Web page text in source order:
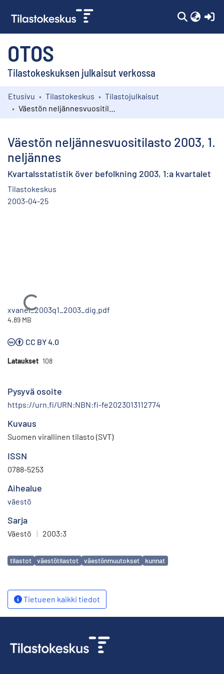
OTOS
Tilastokeskuksen julkaisut verkossa
Kokoelmat
Etusivu Tilastokeskus
Tilastojulkaisut
Väestön neljännesvuositilasto 2003, 1.
neljännes
Kvartalsstatistik över befolkning 2003, 1:a kvartalet
Tilastokeskus
2003-04-25
Ladataan...
xvanel_2003q1_2003_dig.pdf
4.89 MB
CC BY 4.0
Lataukset 108
Pysyvä osoite
https://urn.fi/URN:NBN:fi-fe2023013112774
Kuvaus
Suomen virallinen tilasto (SVT)
ISSN
0788-5253
Aihealue
väestö
Sarja
Väestö | 2003:3
Avainsanat
tilastot väestötilastot väestönmuutokset kunnat
Tietueen kaikki tiedot